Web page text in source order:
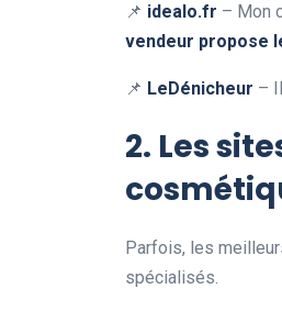
📌 idealo.fr – Mon
vendeur propose
📌 LeDénicheur –
2. Les
Parfois, les
spécialisés.